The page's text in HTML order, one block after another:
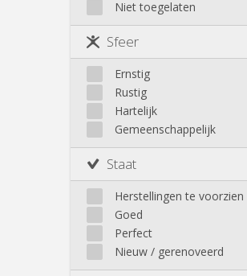
Sint-Lambrechts-Woluwe
Sint-Pieters-Woluwe
Ganshoren
Haren
Jette
Koekelberg
Laken
Molenbeek
Neder-Over-Heembeek
Omgeving
Schaarbeek
Sint-Gillis
Sint-Joost
Ukkel
Niet toegelaten
Sfeer
Ernstig
Rustig
Hartelijk
Gemeenschappelijk
Staat
Herstellingen te voorzien
Goed
Perfect
Nieuw / gerenoveerd